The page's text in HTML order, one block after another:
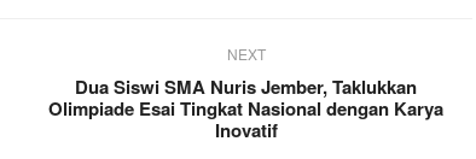
NEXT
Dua Siswi SMA Nuris Jember, Taklukkan
Olimpiade Esai Tingkat Nasional dengan Karya
Inovatif